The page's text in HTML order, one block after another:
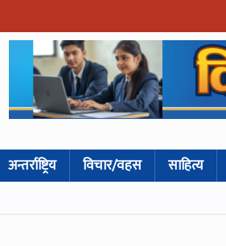
अन्तर्राष्ट्रिय विचार/वहस साहित्य